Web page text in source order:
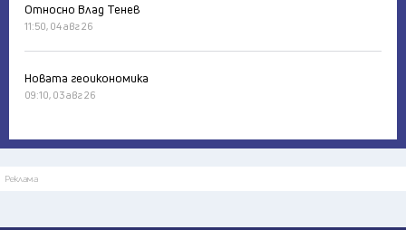
Относно Влад Тенев
11:50, 04 авг 26
Новата геоикономика
09:10, 03 авг 26
Реклама